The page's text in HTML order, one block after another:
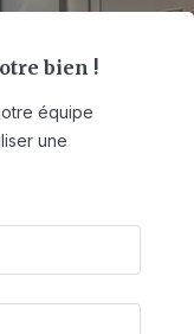
bien !
équipe
une